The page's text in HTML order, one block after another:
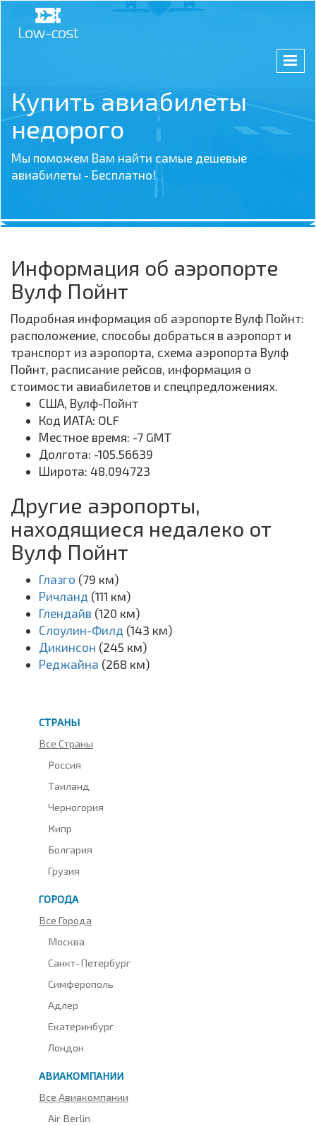
Купить авиабилеты
недорого
Мы поможем Вам найти самые дешевые
авиабилеты - Бесплатно!
Информация об аэропорте
Вулф Пойнт
Подробная информация об аэропорте Вулф Пойнт:
расположение, способы добраться в аэропорт и
транспорт из аэропорта, схема аэропорта Вулф
Пойнт, расписание рейсов, информация о
стоимости авиабилетов и спецпредложениях.
США, Вулф-Пойнт
Код ИАТА: OLF
Местное время: -7 GMT
Долгота: -105.56639
Широта: 48.094723
Другие аэропорты,
находящиеся недалеко от
Вулф Пойнт
Глазго (79 км)
Ричланд (111 км)
Глендайв (120 км)
Слоулин-Филд (143 км)
Дикинсон (245 км)
Реджайна (268 км)
СТРАНЫ
Все Страны
Россия
Таиланд
Черногория
Кипр
Болгария
Грузия
ГОРОДА
Все Города
Москва
Санкт-Петербург
Симферополь
Адлер
Екатеринбург
Лондон
АВИАКОМПАНИИ
Все Авиакомпании
Air Berlin